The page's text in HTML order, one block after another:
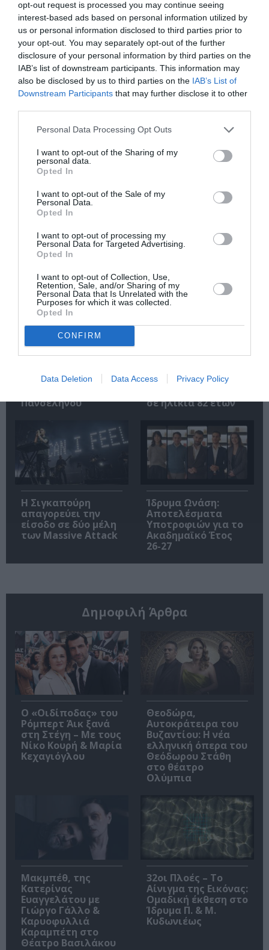
opt-out request is processed you may continue seeing
interest-based ads based on personal information utilized by
us or personal information disclosed to third parties prior to
your opt-out. You may separately opt-out of the further
disclosure of your personal information by third parties on the
IAB’s list of downstream participants. This information may
also be disclosed by us to third parties on the IAB’s List of
Downstream Participants that may further disclose it to other
Personal Data Processing Opt Outs
I want to opt-out of the Sharing of my
personal data.
Opted In
I want to opt-out of the Sale of my
Personal Data.
Opted In
I want to opt-out of processing my
Personal Data for Targeted Advertising.
Opted In
I want to opt-out of Collection, Use,
Retention, Sale, and/or Sharing of my
Personal Data that Is Unrelated with the
Purposes for which it was collected.
Opted In
CONFIRM
Data Deletion Data Access Privacy Policy
Tags
IRON MAIDEN ΑΝΑΚΟΙΝΩΣΕΙΣ
Newsletter
Κάθε βδομάδα στο e-mail σας τα τελευταία νέα για
την Τέχνη και τον Πολιτισμό!
Σχετικά Άρθρα
Αρχαιολογικό
Μουσείο
φως της
Πανσελήνου
σημαντικός
μουσικής μας
σε ηλικία 82 ετών
Η Σιγκαπούρη
απαγορεύει την
είσοδο σε δύο μέλη
των Massive Attack
Ίδρυμα Ωνάση:
Αποτελέσματα
Υποτροφιών για το
Ακαδημαϊκό Έτος
26-27
Δημοφιλή Άρθρα
O «Οιδίποδας» του
Ρόμπερτ Άικ ξανά
στη Στέγη – Με τους
Νίκο Κουρή & Μαρία
Κεχαγιόγλου
Θεοδώρα,
Αυτοκράτειρα του
Βυζαντίου: Η νέα
ελληνική όπερα του
Θεόδωρου Στάθη
στο θέατρο
Ολύμπια
Μακμπέθ, της
Κατερίνας
Ευαγγελάτου με
Γιώργο Γάλλο &
Καρυοφυλλιά
Καραμπέτη στο
Θέατρο Βασιλάκου
32οι Πλοές – Το
Αίνιγμα της Εικόνας:
Ομαδική έκθεση στο
Ίδρυμα Π. & Μ.
Κυδωνιέως